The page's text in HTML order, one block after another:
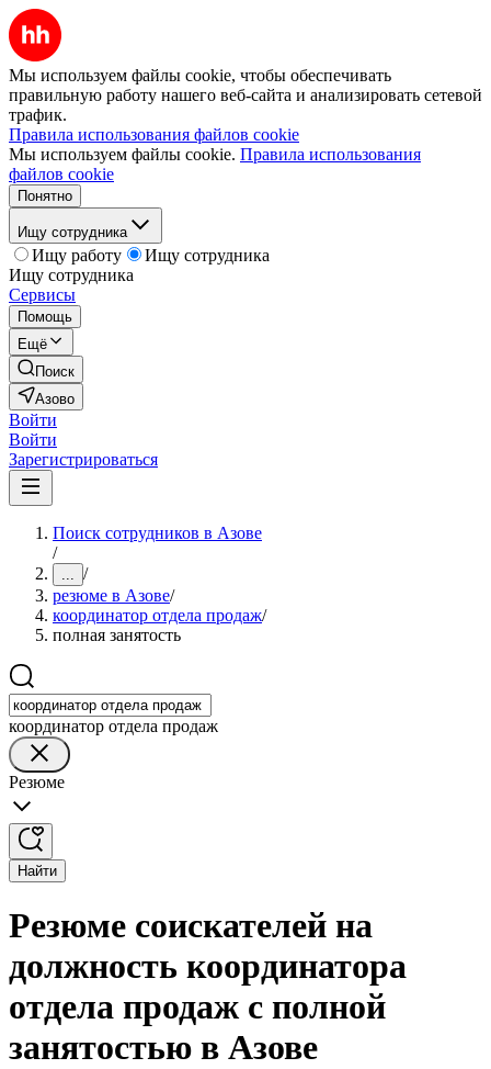
Мы используем файлы cookie, чтобы обеспечивать
правильную работу нашего веб-сайта и анализировать сетевой
трафик.
Правила использования файлов cookie
Мы используем файлы cookie. Правила использования
файлов cookie
Понятно
Ищу сотрудника
Ищу работу
Ищу сотрудника
Ищу сотрудника
Сервисы
Помощь
Ещё
Поиск
Азово
Войти
Войти
Зарегистрироваться
Поиск сотрудников в Азове
/
... /
резюме в Азове/
координатор отдела продаж/
полная занятость
координатор отдела продаж
Резюме
Найти
Резюме соискателей на
должность координатора
отдела продаж с полной
занятостью в Азове